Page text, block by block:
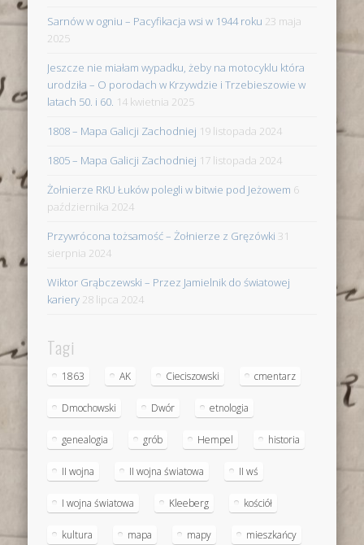
Sarnów w ogniu – Pacyfikacja wsi w 1944 roku 23 maja
2025
Jeszcze nie miałam wypadku, żeby na motocyklu która
urodziła – O porodach w Krzywdzie i Trzebieszowie w
latach 50. i 60. 14 kwietnia 2025
1808 – Mapa Galicji Zachodniej 19 listopada 2024
1805 – Mapa Galicji Zachodniej 17 listopada 2024
Żołnierze RKU Łuków polegli w bitwie pod Jeżowem 6
października 2024
Przywrócona tożsamość – Żołnierze z Gręzówki 31
sierpnia 2024
Wiktor Grąbczewski – Przez Jamielnik do światowej
kariery 28 lipca 2024
Tagi
1863 AK Cieciszowski cmentarz
Dmochowski Dwór etnologia
genealogia grób Hempel historia
II wojna II wojna światowa II wś
I wojna światowa Kleeberg kościół
kultura mapa mapy mieszkańcy